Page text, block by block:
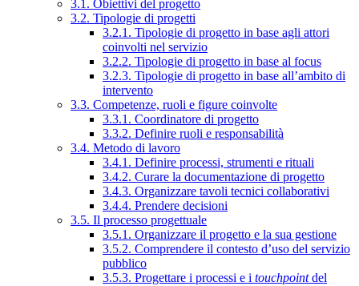
3.1. Obiettivi del progetto
3.2. Tipologie di progetti
3.2.1. Tipologie di progetto in base agli attori
coinvolti nel servizio
3.2.2. Tipologie di progetto in base al focus
3.2.3. Tipologie di progetto in base all’ambito di
intervento
3.3. Competenze, ruoli e figure coinvolte
3.3.1. Coordinatore di progetto
3.3.2. Definire ruoli e responsabilità
3.4. Metodo di lavoro
3.4.1. Definire processi, strumenti e rituali
3.4.2. Curare la documentazione di progetto
3.4.3. Organizzare tavoli tecnici collaborativi
3.4.4. Prendere decisioni
3.5. Il processo progettuale
3.5.1. Organizzare il progetto e la sua gestione
3.5.2. Comprendere il contesto d’uso del servizio
pubblico
3.5.3. Progettare i processi e i touchpointdel